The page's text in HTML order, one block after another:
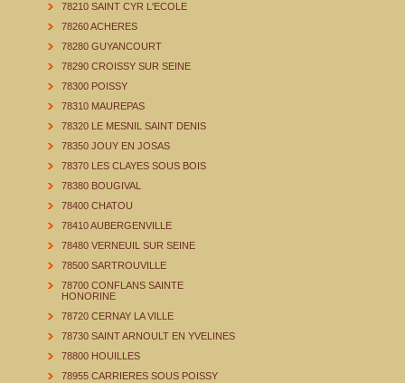
78210 SAINT CYR L'ECOLE
78260 ACHERES
78280 GUYANCOURT
78290 CROISSY SUR SEINE
78300 POISSY
78310 MAUREPAS
78320 LE MESNIL SAINT DENIS
78350 JOUY EN JOSAS
78370 LES CLAYES SOUS BOIS
78380 BOUGIVAL
78400 CHATOU
78410 AUBERGENVILLE
78480 VERNEUIL SUR SEINE
78500 SARTROUVILLE
78700 CONFLANS SAINTE
HONORINE
78720 CERNAY LA VILLE
78730 SAINT ARNOULT EN YVELINES
78800 HOUILLES
78955 CARRIERES SOUS POISSY